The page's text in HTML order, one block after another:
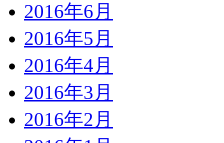
2016年6月
2016年5月
2016年4月
2016年3月
2016年2月